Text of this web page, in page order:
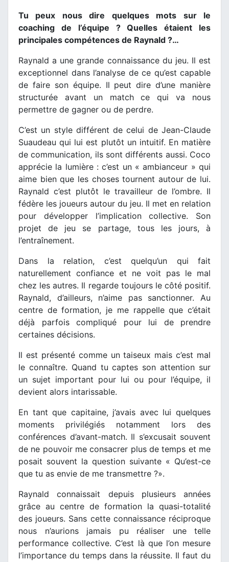
Tu peux nous dire quelques mots sur le
coaching de l’équipe ? Quelles étaient les
principales compétences de Raynald ?…
Raynald a une grande connaissance du jeu. Il est
exceptionnel dans l’analyse de ce qu’est capable
de faire son équipe. Il peut dire d’une manière
structurée avant un match ce qui va nous
permettre de gagner ou de perdre.
C’est un style différent de celui de Jean-Claude
Suaudeau qui lui est plutôt un intuitif. En matière
de communication, ils sont différents aussi. Coco
apprécie la lumière : c’est un « ambianceur » qui
aime bien que les choses tournent autour de lui.
Raynald c’est plutôt le travailleur de l’ombre. Il
fédère les joueurs autour du jeu. Il met en relation
pour développer l’implication collective. Son
projet de jeu se partage, tous les jours, à
l’entraînement.
Dans la relation, c’est quelqu’un qui fait
naturellement confiance et ne voit pas le mal
chez les autres. Il regarde toujours le côté positif.
Raynald, d’ailleurs, n’aime pas sanctionner. Au
centre de formation, je me rappelle que c’était
déjà parfois compliqué pour lui de prendre
certaines décisions.
Il est présenté comme un taiseux mais c’est mal
le connaître. Quand tu captes son attention sur
un sujet important pour lui ou pour l’équipe, il
devient alors intarissable.
En tant que capitaine, j’avais avec lui quelques
moments privilégiés notamment lors des
conférences d’avant-match. Il s’excusait souvent
de ne pouvoir me consacrer plus de temps et me
posait souvent la question suivante « Qu’est-ce
que tu as envie de me transmettre ?».
Raynald connaissait depuis plusieurs années
grâce au centre de formation la quasi-totalité
des joueurs. Sans cette connaissance réciproque
nous n’aurions jamais pu réaliser une telle
performance collective. C’est là que l’on mesure
l’importance du temps dans la réussite. Il faut du